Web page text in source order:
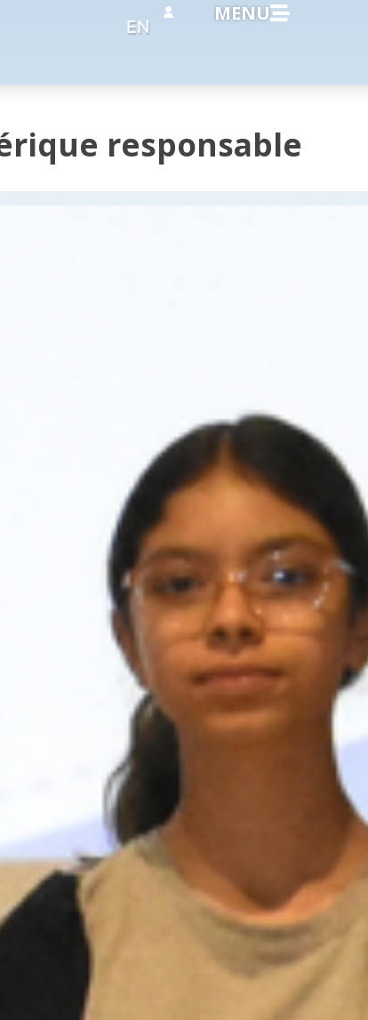
EN
MENU
responsable